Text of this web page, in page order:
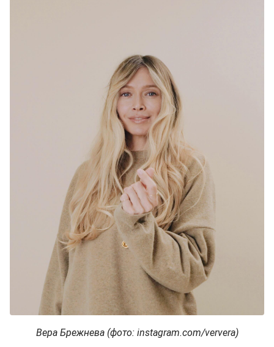
Вера Брежнева (фото: instagram.com/ververa)